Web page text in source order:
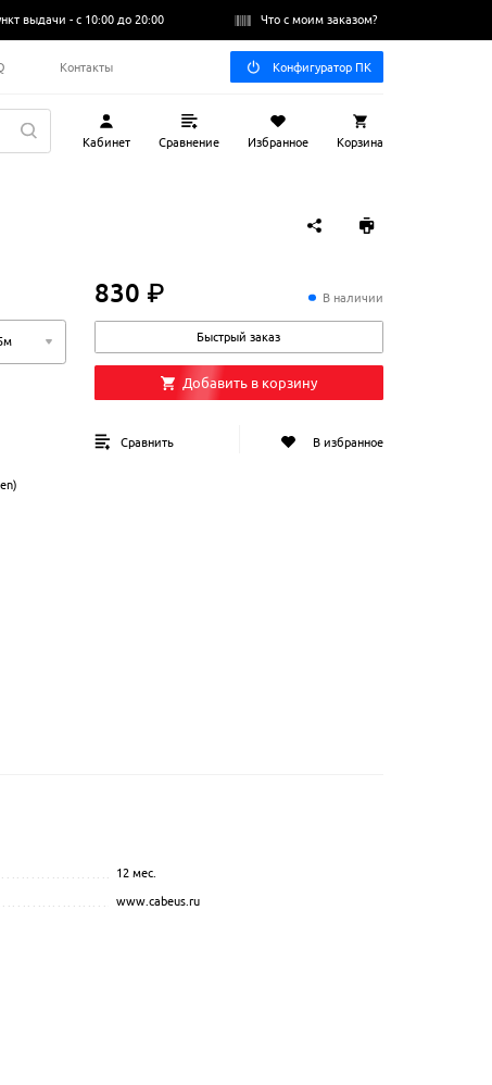
выдачи -с 10:00 до 20:00 Что с моим заказом?
Контакты Конфигуратор ПК
Кабинет Сравнение Избранное Корзина
830 ₽830 ₽ В наличии
Быстрый заказ
Добавить в корзину
Сравнить В избранное
12 мес.
www.cabeus.ru